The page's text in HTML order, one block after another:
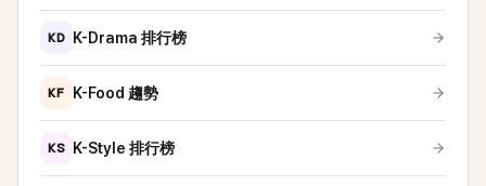
KD K-Drama 排行榜
KF K-Food 趨勢
KS K-Style 排行榜